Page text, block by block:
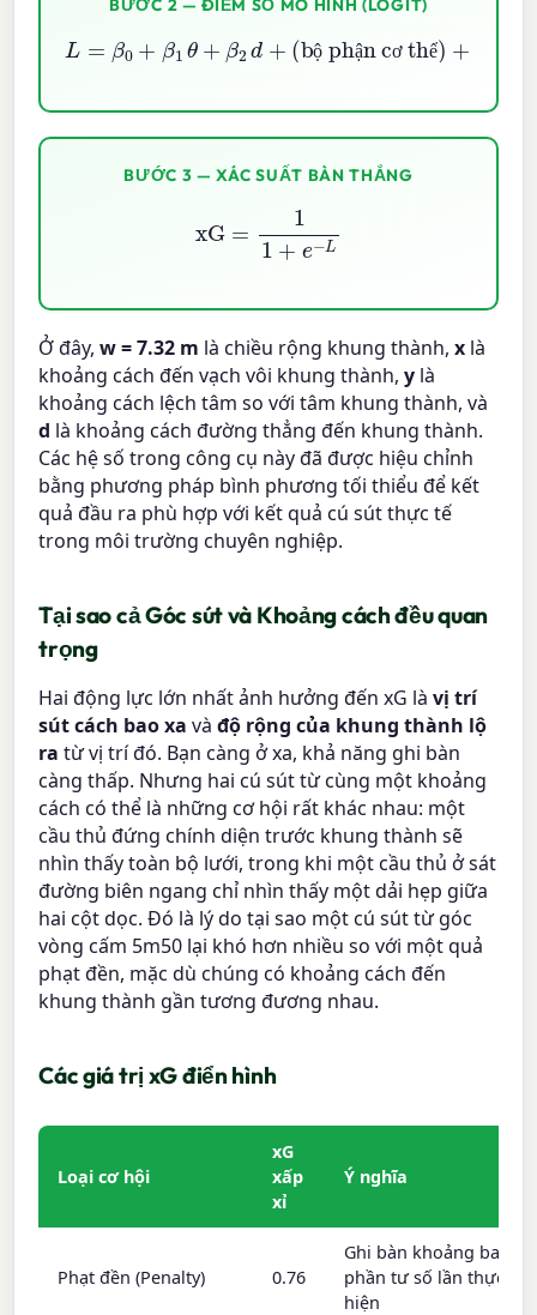
BƯỚC 2 — ĐIỂM SỐ MÔ HÌNH (LOGIT)
ộ ậ ơ ể
β0 + 1 θ+ β 2d +(bộ phận cơ thể)+
(tình huống)
BƯỚC 3 — XÁC SUẤT BÀN THẮNG
e
Ở đây,w = 7.32 m là chiều rộng khung thành,x là
khoảng cách đến vạch vôi khung thành,y là
khoảng cách lệch tâm so với tâm khung thành, và
d là khoảng cách đường thẳng đến khung thành.
Các hệ số trong công cụ này đã được hiệu chỉnh
bằng phương pháp bình phương tối thiểu để kết
quả đầu ra phù hợp với kết quả cú sút thực tế
trong môi trường chuyên nghiệp.
Tại sao cả Góc sút và Khoảng cách đều quan
trọng
Hai động lực lớn nhất ảnh hưởng đến xG làvị trí
sút cách bao xa vàđộ rộng của khung thành lộ
ra từ vị trí đó. Bạn càng ở xa, khả năng ghi bàn
càng thấp. Nhưng hai cú sút từ cùng một khoảng
cách có thể là những cơ hội rất khác nhau: một
cầu thủ đứng chính diện trước khung thành sẽ
nhìn thấy toàn bộ lưới, trong khi một cầu thủ ở sát
đường biên ngang chỉ nhìn thấy một dải hẹp giữa
hai cột dọc. Đó là lý do tại sao một cú sút từ góc
vòng cấm 5m50 lại khó hơn nhiều so với một quả
phạt đền, mặc dù chúng có khoảng cách đến
khung thành gần tương đương nhau.
Các giá trị xG điển hình
Loại cơ hội
xG
xấp
xỉ
Ý nghĩa
Phạt đền (Penalty) 0.76
Ghi bàn khoảng ba
phần tư số lần thực
hiện